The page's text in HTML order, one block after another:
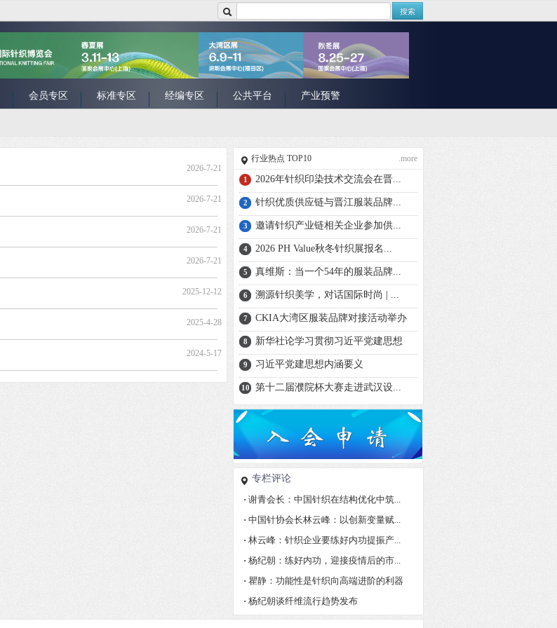
搜索
会员专区 标准专区 经编专区 公共平台 产业预警
2026-7-21
2026-7-21
2026-7-21
2026-7-21
2025-12-12
2025-4-28
2024-5-17
行业热点 TOP10 .more
1 2026年针织印染技术交流会在晋...
2 针织优质供应链与晋江服装品牌...
3 邀请针织产业链相关企业参加供...
4 2026 PH Value秋冬针织展报名...
5 真维斯：当一个54年的服装品牌...
6 溯源针织美学，对话国际时尚 | ...
7 CKIA大湾区服装品牌对接活动举办
8 新华社论学习贯彻习近平党建思想
9 习近平党建思想内涵要义
10 第十二届濮院杯大赛走进武汉设...
专栏评论
· 谢青会长：中国针织在结构优化中筑...
· 中国针协会长林云峰：以创新变量赋...
· 林云峰：针织企业要练好内功提振产...
· 杨纪朝：练好内功，迎接疫情后的市...
· 瞿静：功能性是针织向高端进阶的利器
· 杨纪朝谈纤维流行趋势发布